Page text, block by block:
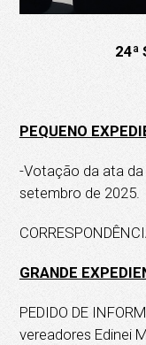
24ª
PEQUENO
-Votação da ata da
setembro de 2025.
GRANDE
PEDIDO DE
vereadores Edinei